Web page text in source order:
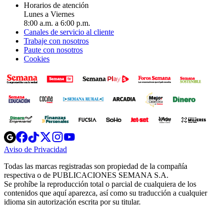
Horarios de atención
Lunes a Viernes
8:00 a.m. a 6:00 p.m.
Canales de servicio al cliente
Trabaje con nosotros
Paute con nosotros
Cookies
Opens
in
new
Opens
in
new
Opens
in
new
window
Opens
new
windowwindow
Aviso de Privacidad
new
window
Todas las marcas registradas son propiedad de la compañía
respectiva o de PUBLICACIONES SEMANA S.A.
Se prohíbe la reproducción total o parcial de cualquiera de los
contenidos que aquí aparezca, así como su traducción a cualquier
idioma sin autorización escrita por su titular.